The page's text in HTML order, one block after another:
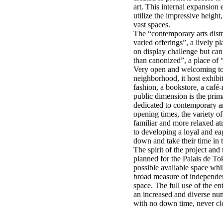
art. This internal expansion
utilize the impressive
vast spaces.
The “contemporary arts
varied offerings”, a lively
on display challenge but
than canonized”, a place of
Very open and welcoming
neighborhood, it host
fashion, a bookstore, a
public dimension is the
dedicated to contemporary
opening times, the variety
familiar and more relaxed
to developing a loyal and
down and take their time in
The spirit of the project and
planned for the Palais de
possible available space
broad measure of
space. The full use of the
an increased and diverse
with no down time, never